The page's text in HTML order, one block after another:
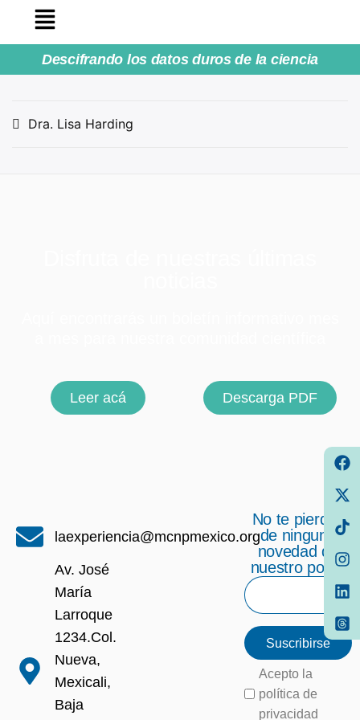
Descifrando los datos duros de la ciencia
Dra. Lisa Harding
Leer acá Descarga PDF
laexperiencia@mcnpmexico.org
Av. José
María
Larroque
1234.Col.
Nueva,
Mexicali,
Baja
No te pierdas
de ninguna
novedad de
nuestro portal
Suscribirse
Acepto la
política de
privacidad